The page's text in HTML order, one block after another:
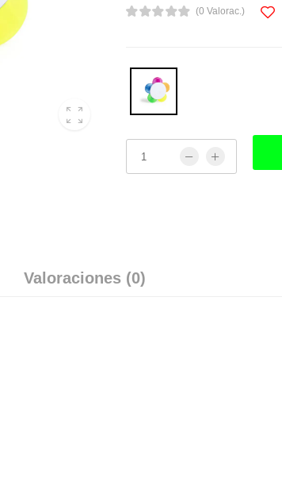
(0 Valorac.)
Valoraciones (0)